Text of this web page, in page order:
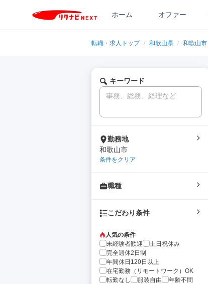
ホーム オファー
転職・求人トップ / 和歌山県 / 和歌山市
キーワード
勤務地
和歌山市
条件をクリア
職種
こだわり条件
人気の条件
未経験者歓迎
土日祝休み
完全週休2日制
年間休日120日以上
在宅勤務（リモートワーク）OK
転勤なし
服装自由
年齢不問